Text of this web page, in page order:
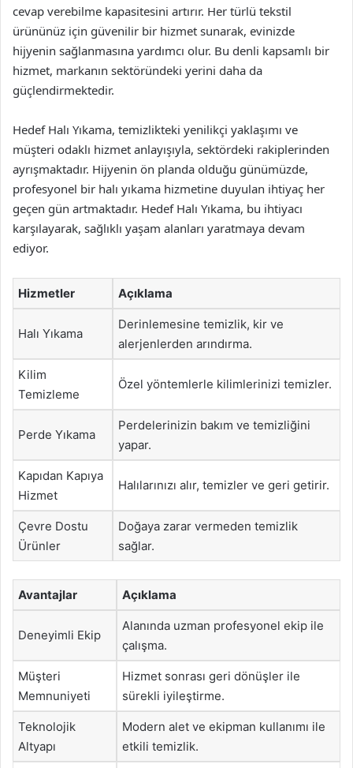
cevap verebilme kapasitesini artırır. Her türlü tekstil
ürününüz için güvenilir bir hizmet sunarak, evinizde
hijyenin sağlanmasına yardımcı olur. Bu denli kapsamlı bir
hizmet, markanın sektöründeki yerini daha da
güçlendirmektedir.
Hedef Halı Yıkama, temizlikteki yenilikçi yaklaşımı ve
müşteri odaklı hizmet anlayışıyla, sektördeki rakiplerinden
ayrışmaktadır. Hijyenin ön planda olduğu günümüzde,
profesyonel bir halı yıkama hizmetine duyulan ihtiyaç her
geçen gün artmaktadır. Hedef Halı Yıkama, bu ihtiyacı
karşılayarak, sağlıklı yaşam alanları yaratmaya devam
ediyor.
Hizmetler Açıklama
Halı Yıkama
Derinlemesine temizlik, kir ve
alerjenlerden arındırma.
Kilim
Temizleme
Özel yöntemlerle kilimlerinizi temizler.
Perde Yıkama
Perdelerinizin bakım ve temizliğini
yapar.
Kapıdan Kapıya
Hizmet
Halılarınızı alır, temizler ve geri getirir.
Çevre Dostu
Ürünler
Doğaya zarar vermeden temizlik
sağlar.
Avantajlar Açıklama
Deneyimli Ekip
Alanında uzman profesyonel ekip ile
çalışma.
Müşteri
Memnuniyeti
Hizmet sonrası geri dönüşler ile
sürekli iyileştirme.
Teknolojik
Altyapı
Modern alet ve ekipman kullanımı ile
etkili temizlik.